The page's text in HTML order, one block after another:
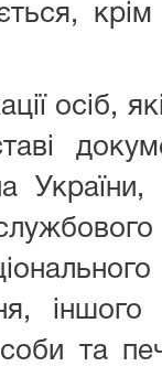
осіб,
та